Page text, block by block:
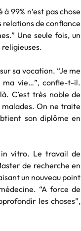
99% n’est pas chose
relations de confiance
Une seule fois, un
religieuses.
sa vocation. “Je me
ma vie…”, confie-t-il.
C’est très noble de
On ne traite
son diplôme en
vitro. Le travail de
de recherche en
un nouveau point
“A force de
les choses”,